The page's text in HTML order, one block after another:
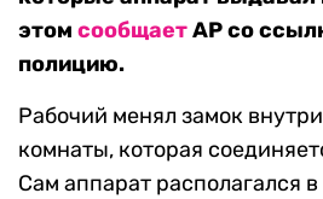
этом сообщаетAP со
полицию.
Рабочий менял замок
комнаты, которая
Сам аппарат располагался